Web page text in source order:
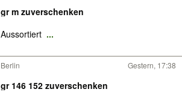
gr m zuverschenken
Aussortiert ...
Berlin Gestern, 17:38
gr 146 152 zuverschenken